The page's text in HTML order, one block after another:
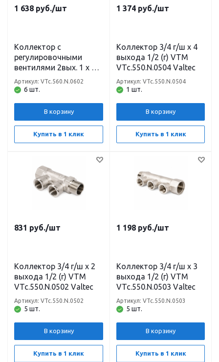
1 638 руб./шт
Коллектор с
регулировочными
вентилями 2вых. 1 х 1/2
(ш) Vtm VTc.560.N.0602
Valtec
6 шт.
Артикул: VTc.560.N.0602
В корзину
Купить в 1 клик
1 374 руб./шт
Коллектор 3/4 г/ш х 4
выхода 1/2 (г) VTM
VTc.550.N.0504 Valtec
1 шт.
Артикул: VTc.550.N.0504
В корзину
Купить в 1 клик
831 руб./шт
Коллектор 3/4 г/ш х 2
выхода 1/2 (г) VTM
VTc.550.N.0502 Valtec
5 шт.
Артикул: VTc.550.N.0502
В корзину
Купить в 1 клик
1 198 руб./шт
Коллектор 3/4 г/ш х 3
выхода 1/2 (г) VTM
VTc.550.N.0503 Valtec
5 шт.
Артикул: VTc.550.N.0503
В корзину
Купить в 1 клик